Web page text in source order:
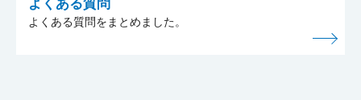
よくある質問
よくある質問をまとめました。